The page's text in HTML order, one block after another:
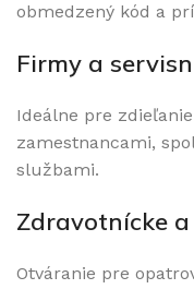
obmedzený kód a
Firmy a
Ideálne pre
zamestnancami,
službami.
Zdravotnícke
Otváranie pre